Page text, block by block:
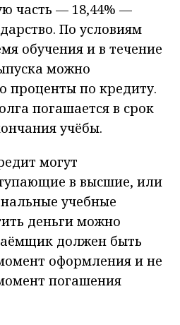
часть — 18,44% —
По условиям
обучения и в течение
можно
проценты по кредиту.
погашается в срок
учёбы.
могут
в высшие, или
учебные
деньги можно
должен быть
оформления и не
погашения